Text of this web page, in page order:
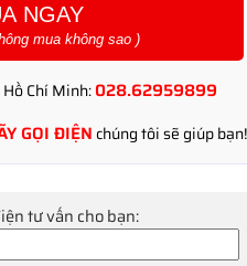
NGAY
mua không sao )
Hồ Chí Minh:028.62959899
GỌI ĐIỆN chúng tôi sẽ giúp bạn!
tư vấn cho bạn: